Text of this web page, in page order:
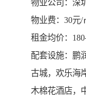
物业公司：深
物业费：30元/
租金均价：
配套设施：鹏
古城，欢乐海
木棉花酒店，